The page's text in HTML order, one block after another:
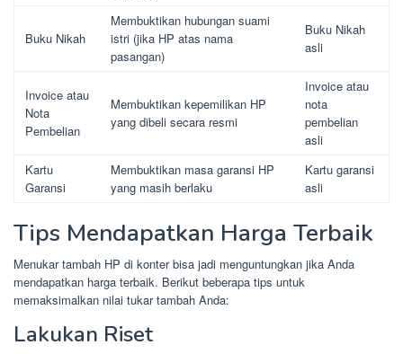
Buku Nikah
Membuktikan hubungan suami
istri (jika HP atas nama
pasangan)
Buku Nikah
asli
Invoice atau
Nota
Pembelian
Membuktikan kepemilikan HP
yang dibeli secara resmi
Invoice atau
nota
pembelian
asli
Kartu
Garansi
Membuktikan masa garansi HP
yang masih berlaku
Kartu garansi
asli
Tips Mendapatkan Harga Terbaik
Menukar tambah HP di konter bisa jadi menguntungkan jika Anda
mendapatkan harga terbaik. Berikut beberapa tips untuk
memaksimalkan nilai tukar tambah Anda:
Lakukan Riset